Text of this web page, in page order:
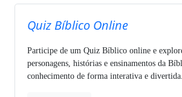
Quiz Bíblico Online
Participe de um Quiz Bíblico online e
personagens, histórias e ensinamentos da
conhecimento de forma interativa e divertida.